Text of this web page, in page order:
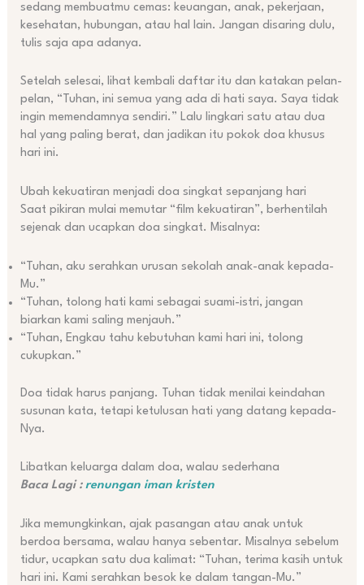
sedang membuatmu cemas: keuangan, anak, pekerjaan,
kesehatan, hubungan, atau hal lain. Jangan disaring dulu,
tulis saja apa adanya.
Setelah selesai, lihat kembali daftar itu dan katakan pelan-
pelan, “Tuhan, ini semua yang ada di hati saya. Saya tidak
ingin memendamnya sendiri.” Lalu lingkari satu atau dua
hal yang paling berat, dan jadikan itu pokok doa khusus
hari ini.
Ubah kekuatiran menjadi doa singkat sepanjang hari
Saat pikiran mulai memutar “film kekuatiran”, berhentilah
sejenak dan ucapkan doa singkat. Misalnya:
“Tuhan, aku serahkan urusan sekolah anak-anak kepada-
Mu.”
“Tuhan, tolong hati kami sebagai suami-istri, jangan
biarkan kami saling menjauh.”
“Tuhan, Engkau tahu kebutuhan kami hari ini, tolong
cukupkan.”
Doa tidak harus panjang. Tuhan tidak menilai keindahan
susunan kata, tetapi ketulusan hati yang datang kepada-
Nya.
Libatkan keluarga dalam doa, walau sederhana
Baca Lagi :renungan iman kristen
Jika memungkinkan, ajak pasangan atau anak untuk
berdoa bersama, walau hanya sebentar. Misalnya sebelum
tidur, ucapkan satu dua kalimat: “Tuhan, terima kasih untuk
hari ini. Kami serahkan besok ke dalam tangan-Mu.”